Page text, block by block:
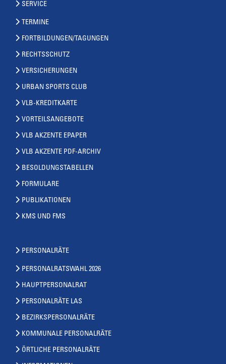
SERVICE
TERMINE
FORTBILDUNGEN/TAGUNGEN
RECHTSSCHUTZ
VERSICHERUNGEN
URBAN SPORTS CLUB
VLB-KREDITKARTE
VORTEILSANGEBOTE
VLB AKZENTE EPAPER
VLB AKZENTE PDF-ARCHIV
BESOLDUNGSTABELLEN
FORMULARE
PUBLIKATIONEN
KMS UND FMS
PERSONALRÄTE
PERSONALRATSWAHL 2026
HAUPTPERSONALRAT
PERSONALRÄTE LAS
BEZIRKSPERSONALRÄTE
KOMMUNALE PERSONALRÄTE
ÖRTLICHE PERSONALRÄTE